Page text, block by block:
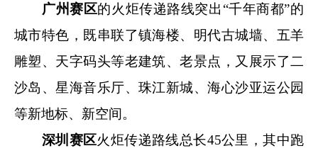
广州赛区的火炬传递路线突出“千年商都”的
城市特色，既串联了镇海楼、明代古城墙、五羊
雕塑、天字码头等老建筑、老景点，又展示了二
沙岛、星海音乐厅、珠江新城、海心沙亚运公园
等新地标、新空间。
深圳赛区火炬传递路线总长45公里，其中跑